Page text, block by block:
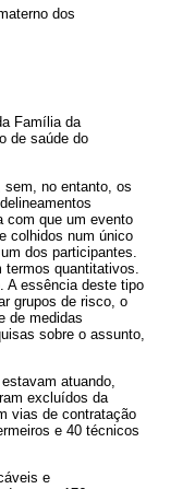
dos
Família da
de saúde do
no entanto, os
com que um evento
colhidos num único
dos participantes.
quantitativos.
A essência deste tipo
grupos de risco, o
de medidas
sobre o assunto,
atuando,
excluídos da
vias de contratação
e 40 técnicos
e